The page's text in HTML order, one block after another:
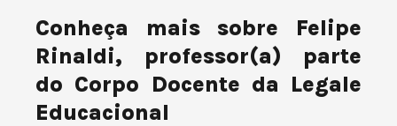
Conheça mais sobre Felipe
Rinaldi, professor(a) parte
do Corpo Docente da Legale
Educacional